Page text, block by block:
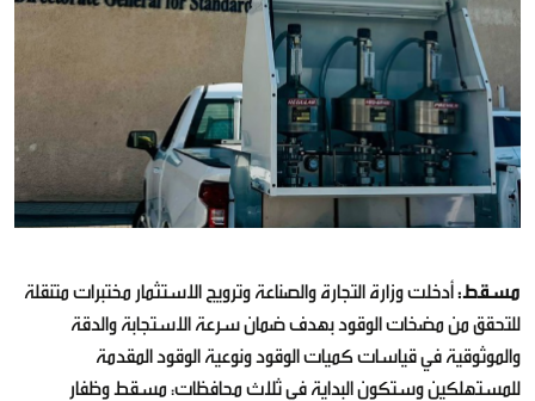
مسقط:أدخلت وزارة التجارة والصناعة وترويج الاستثمار مختبرات متنقلة
للتحقق من مضخات الوقود بهدف ضمان سرعة الاستجابة والدقة
والموثوقية في قياسات كميات الوقود ونوعية الوقود المقدمة
للمستهلكين وستكون البداية في ثلاث محافظات: مسقط وظفار